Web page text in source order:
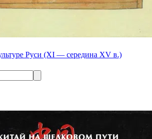
Руси (XI — середина XV в.)